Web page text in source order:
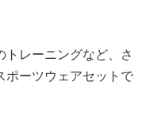
レーニングなど、さ
ポーツウェアセットで